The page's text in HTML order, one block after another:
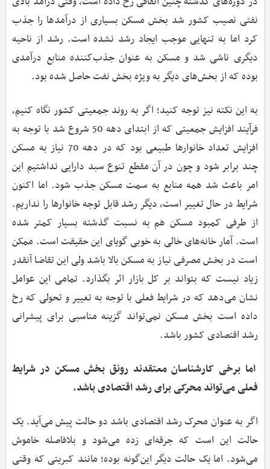
نفتی نصیب کشور شد بخش مسکن بسیاری از درآمدها را جذب
کرد اما به تنهایی موجب ایجاد رشد نشده است. رشد از ناحیه
دیگری ناشی شد و مسکن به عنوان جذب‌کننده منابع درآمدی
بوده که از بخش‌های دیگر به ویژه بخش نفت حاصل شده بود.
به این نکته نیز توجه کنید؛ اگر به روند جمعیتی کشور نگاه کنیم،
فرآیند افزایش جمعیتی که از ابتدای دهه 50 شروع شد با توجه به
افزایش تعداد خانوارها طبیعی بود که در دهه 70 نیاز به مسکن
چند برابر شود و چون در آن مقطع تنوع سبد دارایی نداشتیم این
امر باعث شد همه منابع به سمت مسکن جذب شود. اما اکنون
شرایط در حال تغییر است، دیگر رشد قابل توجه خانوارها را نداریم.
از طرفی کمبود مسکن هم به نسبت گذشته بسیار کمتر شده
است. آمار خانه‌های خالی به خوبی گویای این حقیقت است. ممکن
است در بخش مصرفی نیاز به مسکن بالا باشد ولی این تقاضا آنقدر
زیاد نیست که بتواند بر کل بازار اثر بگذارد. تمامی این عوامل
نشان می‌دهد که در شرایط فعلی با توجه به تغییر و تحولی که رخ
داده است بخش مسکن نمی‌تواند گزینه مناسبی برای پیشرانی
رشد اقتصادی کشور باشد.
اما برخی کارشناسان معتقدند رونق ‌بخش مسکن در شرایط
فعلی می‌تواند محرکی برای رشد اقتصادی باشد.
اگر به عنوان محرک رشد اقتصادی باشد دو حالت پیش می‌آید. یک
حالت این است که جرقه‌ای زده می‌شود و بلافاصله خاموش
می‌شود. اما یک حالت دیگر این‌گونه بوده؛ مانند کبریتی که وقتی